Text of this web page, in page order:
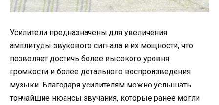
Усилители предназначены для увеличения
амплитуды звукового сигнала и их мощности, что
позволяет достичь более высокого уровня
громкости и более детального воспроизведения
музыки. Благодаря усилителям можно услышать
тончайшие нюансы звучания, которые ранее могли